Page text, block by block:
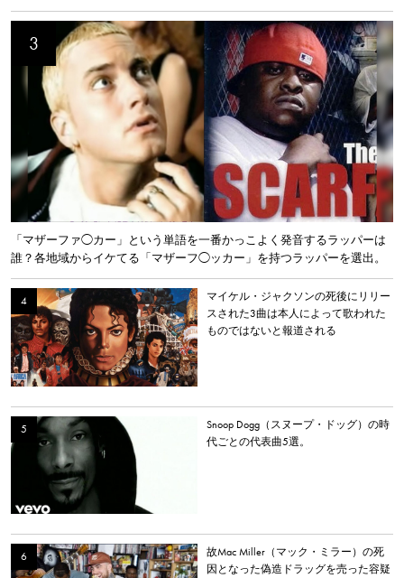
「マザーファ◯カー」という単語を一番かっこよく発音するラッパーは
誰？各地域からイケてる「マザーフ◯ッカー」を持つラッパーを選出。
マイケル・ジャクソンの死後にリリー
スされた3曲は本人によって歌われた
ものではないと報道される
Snoop Dogg（スヌープ・ドッグ）の時
代ごとの代表曲5選。
故Mac Miller（マック・ミラー）の死
因となった偽造ドラッグを売った容疑